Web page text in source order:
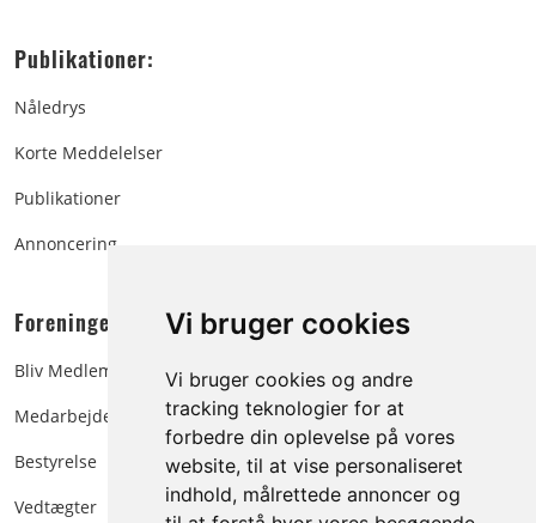
Vi bruger cookies
Vi bruger cookies og andre
tracking teknologier for at
forbedre din oplevelse på vores
website, til at vise personaliseret
indhold, målrettede annoncer og
Publikationer:
Nåledrys
Korte Meddelelser
Publikationer
Annoncering
Foreningen:
Bliv Medlem
Medarbejdere
Bestyrelse
Vedtægter